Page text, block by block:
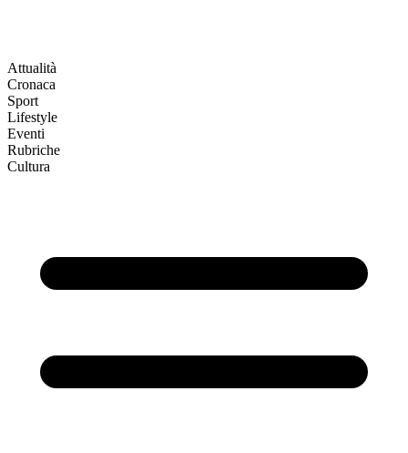
Attualità
Cronaca
Sport
Lifestyle
Eventi
Rubriche
Cultura